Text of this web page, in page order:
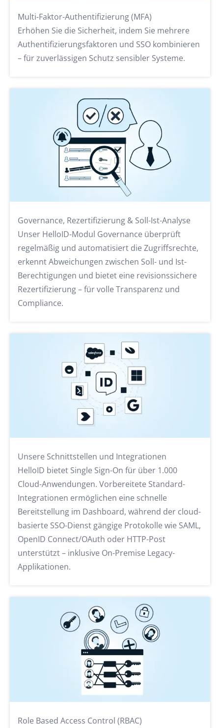
Multi-Faktor-Authentifizierung (MFA)
Erhöhen Sie die Sicherheit, indem Sie mehrere
Authentifizierungsfaktoren und SSO kombinieren
– für zuverlässigen Schutz sensibler Systeme.
Governance, Rezertifizierung & Soll-Ist-Analyse
Unser HelloID-Modul Governance überprüft
regelmäßig und automatisiert die Zugriffsrechte,
erkennt Abweichungen zwischen Soll- und Ist-
Berechtigungen und bietet eine revisionssichere
Rezertifizierung – für volle Transparenz und
Compliance.
Unsere Schnittstellen und Integrationen
HelloID bietet Single Sign-On für über 1.000
Cloud-Anwendungen. Vorbereitete Standard-
Integrationen ermöglichen eine schnelle
Bereitstellung im Dashboard, während der cloud-
basierte SSO-Dienst gängige Protokolle wie SAML,
OpenID Connect/OAuth oder HTTP-Post
unterstützt – inklusive On-Premise Legacy-
Applikationen.
Role Based Access Control (RBAC)